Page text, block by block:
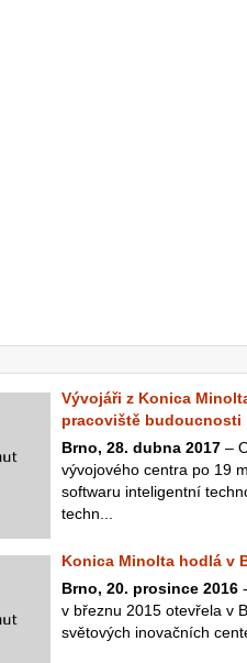
Vývojáři z Konica
pracoviště budoucnosti
Brno, 28. dubna 2017 –
vývojového centra po 19
softwaru inteligentní
techn...
Konica Minolta hodlá v
Brno, 20. prosince 2016
v březnu 2015 otevřela v
světových inovačních